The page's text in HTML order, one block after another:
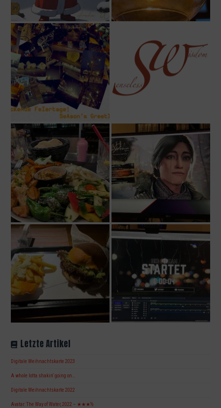
Letzte Artikel
Digitale Weihnachtskarte 2023
A whole lotta shakin‘ going on…
Digitale Weihnachtskarte 2022
Avatar: The Way of Water, 2022 – ★★★½